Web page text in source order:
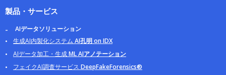
製品・サービス
AIデータソリューション
生成AI内製化システム AI孔明 on IDX
AIデータ加工・生成ML AIアノテーション
フェイクAI調査サービス DeepFakeForensics®